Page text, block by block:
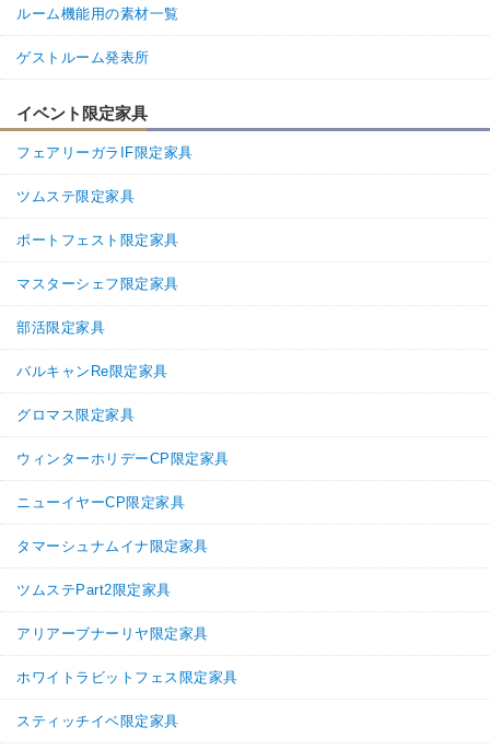
ルーム機能用の素材一覧
ゲストルーム発表所
イベント限定家具
フェアリーガラIF限定家具
ツムステ限定家具
ポートフェスト限定家具
マスターシェフ限定家具
部活限定家具
バルキャンRe限定家具
グロマス限定家具
ウィンターホリデーCP限定家具
ニューイヤーCP限定家具
タマーシュナムイナ限定家具
ツムステPart2限定家具
アリアーブナーリヤ限定家具
ホワイトラビットフェス限定家具
スティッチイベ限定家具